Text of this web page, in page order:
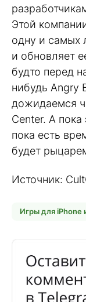
Этой
одну и самых
и обновляет
будто перед
нибудь Angry
дожидаемся
Center. А пока
пока есть
будет
Источник:
Игры для iPhone